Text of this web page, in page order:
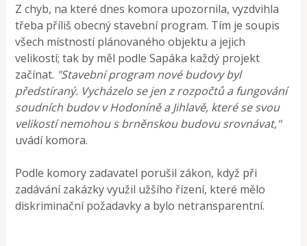
Z chyb, na které dnes komora upozornila, vyzdvihla
třeba příliš obecný stavební program. Tím je soupis
všech místností plánovaného objektu a jejich
velikostí; tak by měl podle Sapáka každý projekt
začínat. "Stavební program nové budovy byl
předstíraný. Vycházelo se jen z rozpočtů a fungování
soudních budov v Hodoníně a Jihlavě, které se svou
velikostí nemohou s brněnskou budovu srovnávat,"
uvádí komora.
Podle komory zadavatel porušil zákon, když při
zadávání zakázky využil užšího řízení, které mělo
diskriminační požadavky a bylo netransparentní.